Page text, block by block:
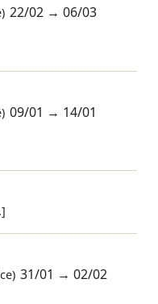
22/02 →06/03
09/01 → 14/01
31/01 →02/02